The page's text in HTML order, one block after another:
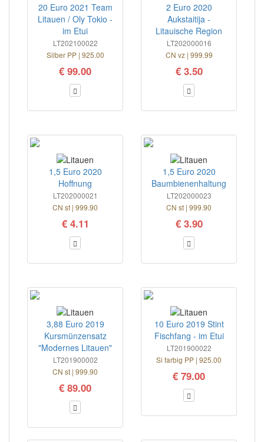
20 Euro 2021 Team
Litauen / Oly Tokio -
im Etui
LT202100022
Silber PP | 925.00
€ 99.00
2 Euro 2020
Aukstaitija -
Litauische Region
LT202000016
CN vz | 999.99
€ 3.50
1,5 Euro 2020
Hoffnung
LT202000021
CN st | 999.90
€ 4.11
1,5 Euro 2020
Baumbienenhaltung
LT202000023
CN st | 999.90
€ 3.90
3,88 Euro 2019
Kursmünzensatz
"Modernes Litauen"
LT201900002
CN st | 999.90
€ 89.00
10 Euro 2019 Stint
Fischfang - im Etui
LT201900022
Si farbig PP | 925.00
€ 79.00